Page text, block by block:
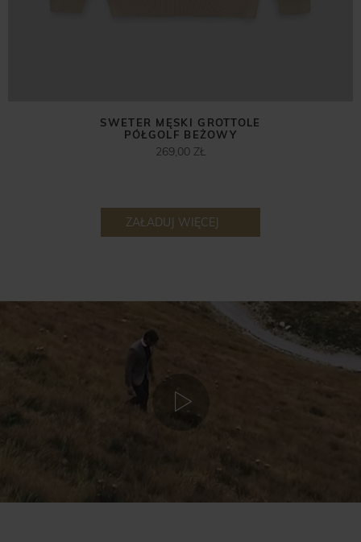
SWETER MĘSKI GROTTOLE
PÓŁGOLF BEŻOWY
269,00 ZŁ
ZAŁADUJ WIĘCEJ